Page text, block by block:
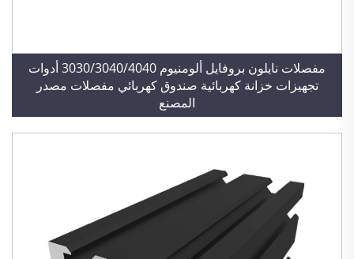
مفصلات نايلون بروفايل ألومنيوم 3030/3040/4040 أدوات
تجهيزات خزانة كهربائية صندوق كهربائي مفصلات مصدر
المصنع